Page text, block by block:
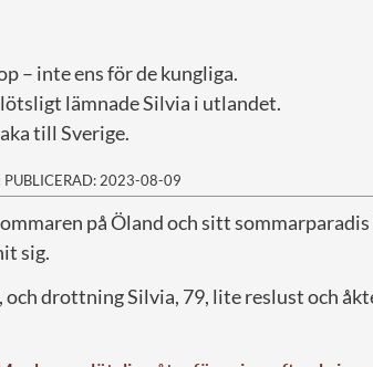
– inte ens för de kungliga.
lämnade Silvia i utlandet.
till Sverige.
PUBLICERAD: 2023-08-09
på Öland och sitt
sig.
och drottning Silvia, 79, lite reslust och